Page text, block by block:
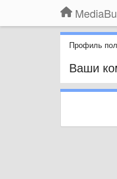
Профиль
Ваши